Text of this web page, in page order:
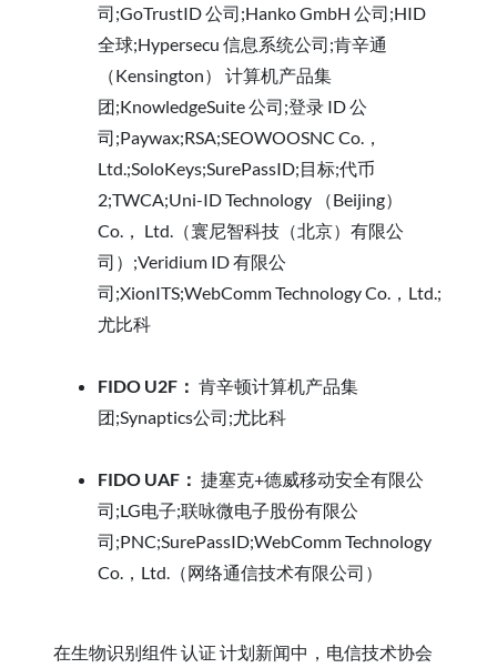
司;GoTrustID 公司;Hanko GmbH 公司;HID
全球;Hypersecu 信息系统公司;肯辛通
（Kensington） 计算机产品集
团;KnowledgeSuite 公司;登录 ID 公
司;Paywax;RSA;SEOWOOSNC Co.，
Ltd.;SoloKeys;SurePassID;目标;代币
2;TWCA;Uni-ID Technology （Beijing）
Co.， Ltd.（寰尼智科技（北京）有限公
司）;Veridium ID 有限公
司;XionITS;WebComm Technology Co.，Ltd.;
尤比科
FIDO U2F： 肯辛顿计算机产品集
团;Synaptics公司;尤比科
FIDO UAF： 捷塞克+德威移动安全有限公
司;LG电子;联咏微电子股份有限公
司;PNC;SurePassID;WebComm Technology
Co.，Ltd.（网络通信技术有限公司）
在生物识别组件 认证 计划新闻中，电信技术协会